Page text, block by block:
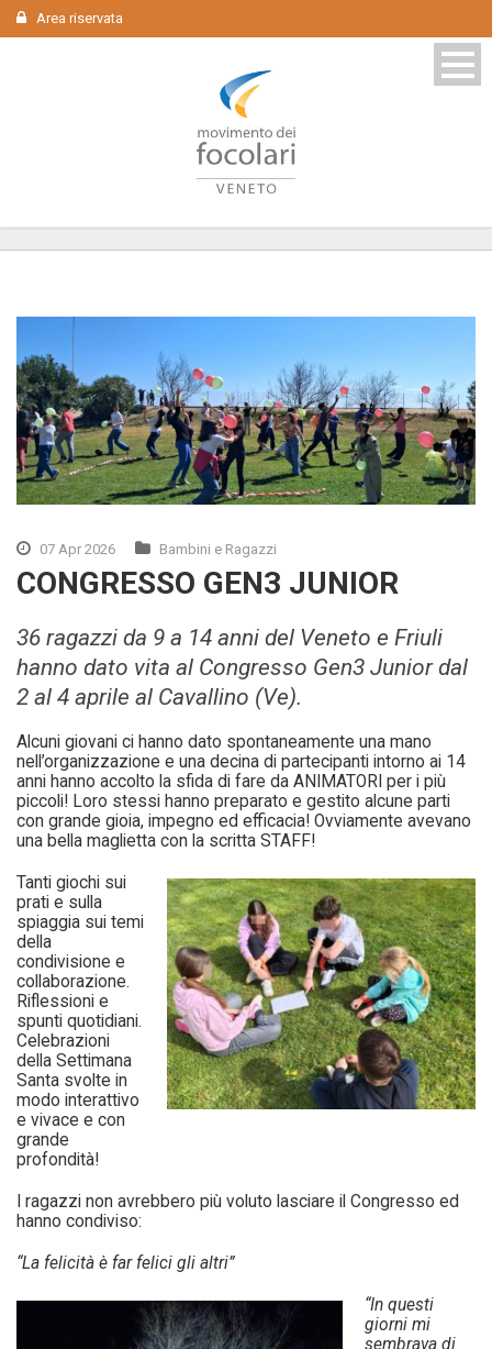
Area riservata
07 Apr 2026 Bambini e Ragazzi
CONGRESSO GEN3 JUNIOR
36 ragazzi da 9 a 14 anni del Veneto e Friuli
hanno dato vita al Congresso Gen3 Junior dal
2 al 4 aprile al Cavallino (Ve).
Alcuni giovani ci hanno dato spontaneamente una mano
nell’organizzazione e una decina di partecipanti intorno ai 14
anni hanno accolto la sfida di fare da ANIMATORI per i più
piccoli! Loro stessi hanno preparato e gestito alcune parti
con grande gioia, impegno ed efficacia! Ovviamente avevano
una bella maglietta con la scritta STAFF!
Tanti giochi sui
prati e sulla
spiaggia sui temi
della
condivisione e
collaborazione.
Riflessioni e
spunti quotidiani.
Celebrazioni
della Settimana
Santa svolte in
modo interattivo
e vivace e con
grande
profondità!
I ragazzi non avrebbero più voluto lasciare il Congresso ed
hanno condiviso:
“La felicità è far felici gli altri”
“In questi
giorni mi
sembrava di